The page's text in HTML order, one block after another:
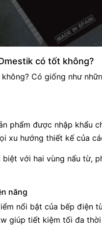
có tốt không?
Có giống như
phẩm được nhập khẩu
xu hướng thiết kế của
với hai vùng nấu từ,
năng
nổi bật của bếp điện
giúp tiết kiệm tối đa thời